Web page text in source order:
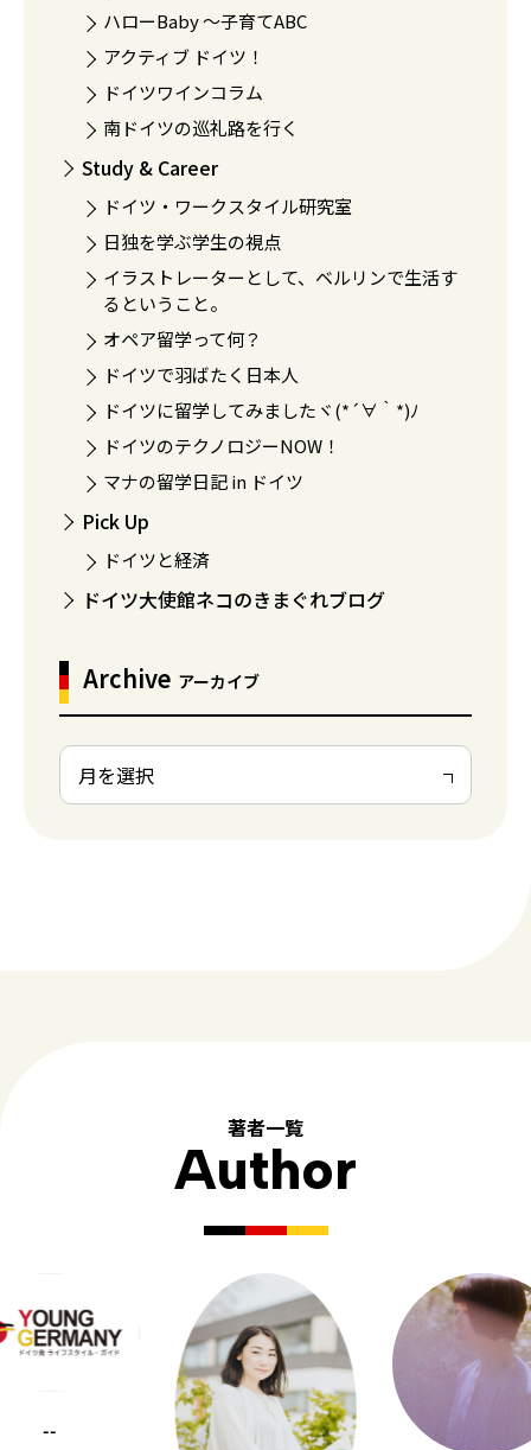
ハローBaby 〜子育てABC
アクティブ ドイツ！
ドイツワインコラム
南ドイツの巡礼路を行く
Study & Career
ドイツ・ワークスタイル研究室
日独を学ぶ学生の視点
イラストレーターとして、ベルリンで生活す
るということ。
オペア留学って何？
ドイツで羽ばたく日本人
ドイツに留学してみましたヾ(*´∀｀*)ﾉ
ドイツのテクノロジーNOW！
マナの留学日記 in ドイツ
Pick Up
ドイツと経済
ドイツ大使館ネコのきまぐれブログ
Archive アーカイブ
著者一覧
Author
--